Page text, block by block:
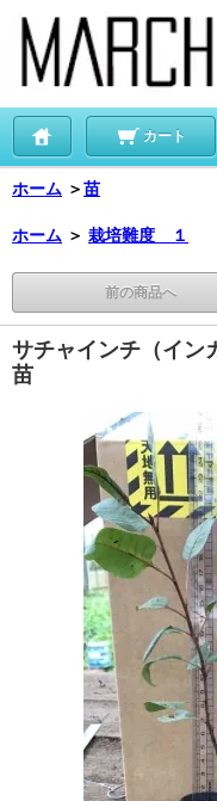
カート
ホーム ＞苗
ホーム ＞ 栽培難度 １
前の商品へ
サチャインチ（イン
苗